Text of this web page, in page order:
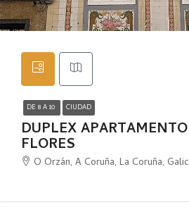
DE 8 A 10 CIUDAD
DUPLEX
FLORES
O Orzán, A Coruña, La Coruña,